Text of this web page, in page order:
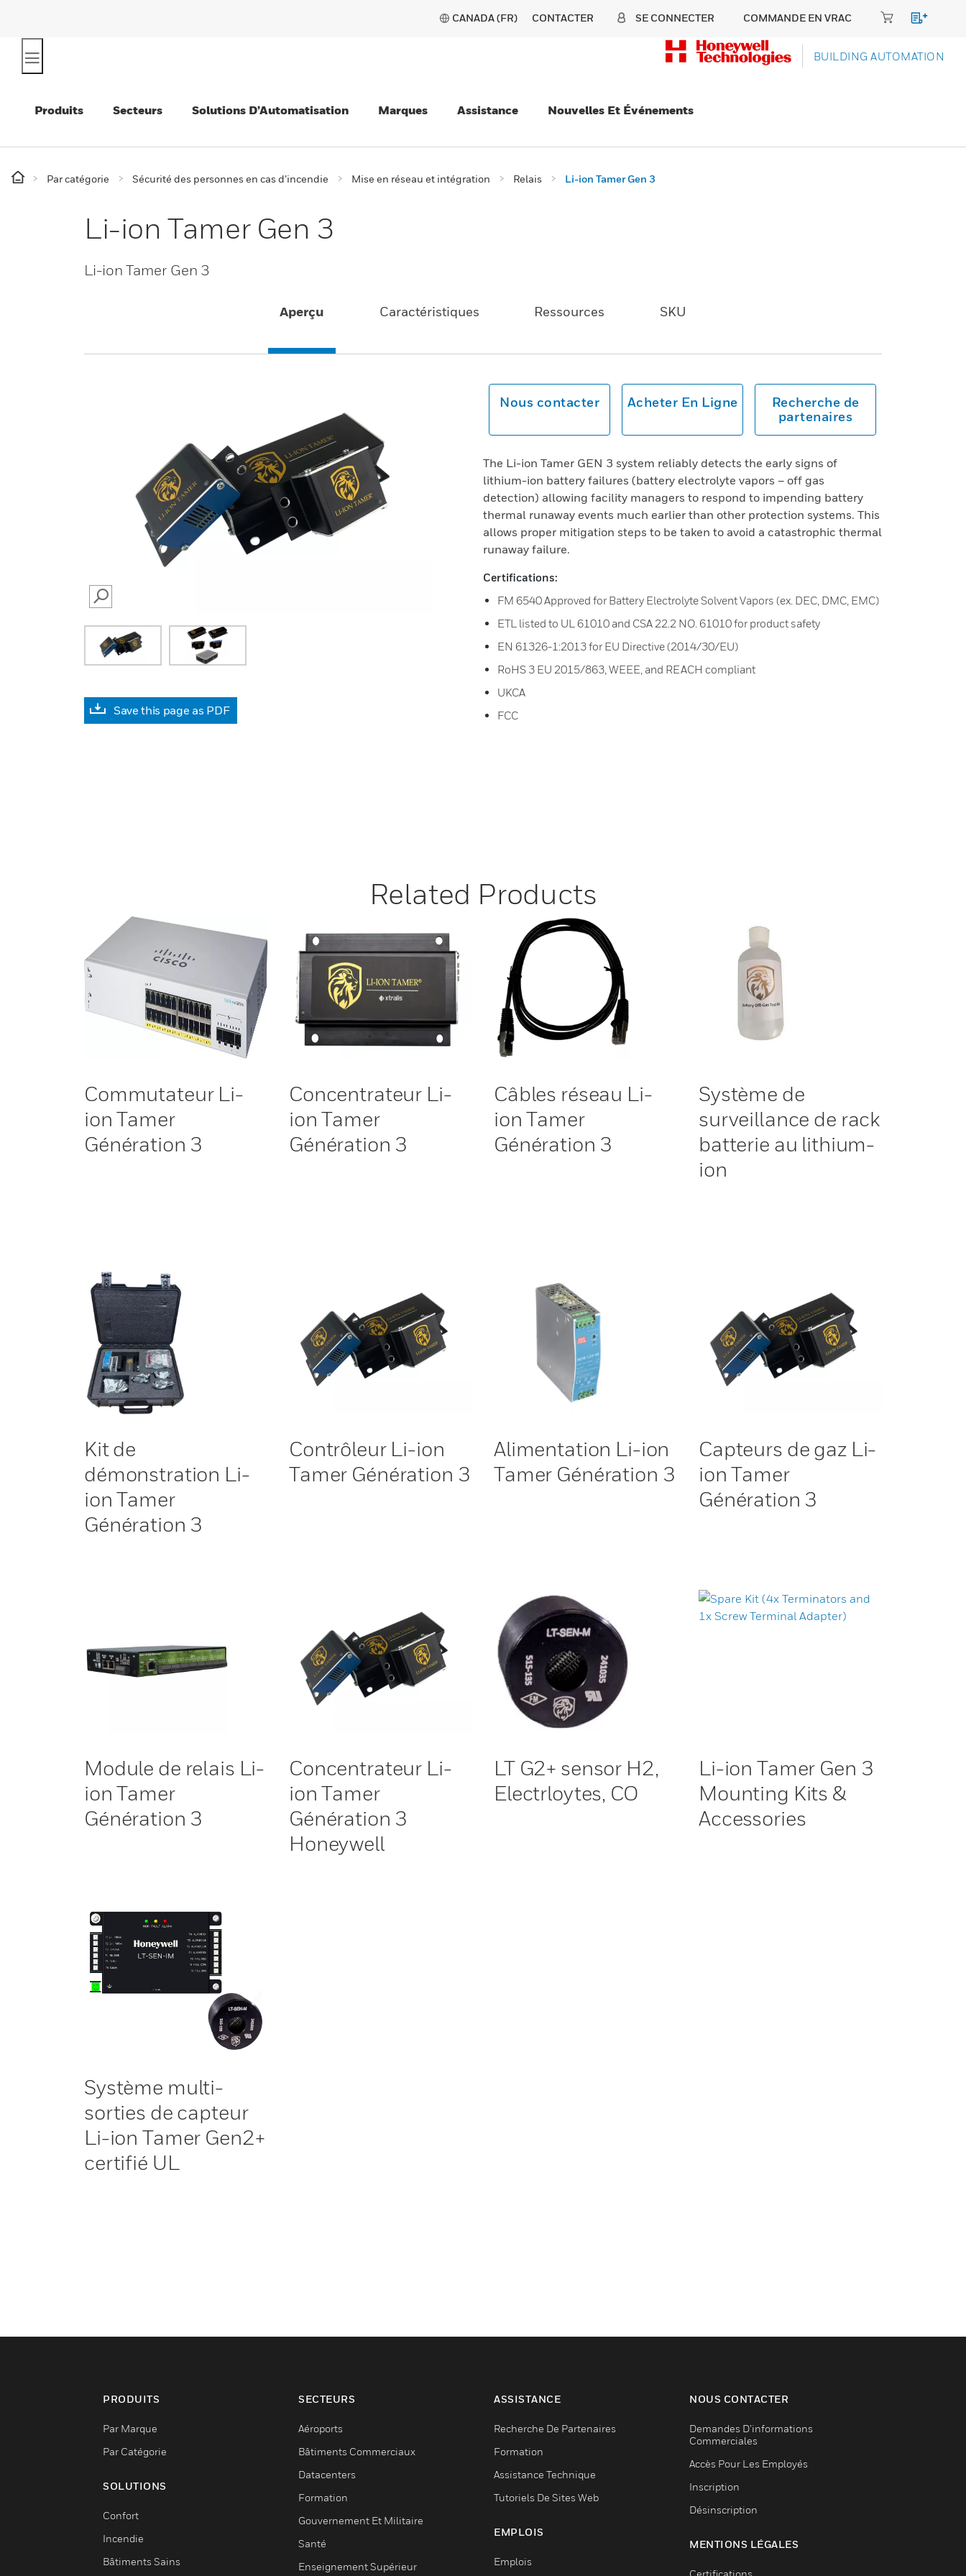
CANADA (FR) CONTACTER SE CONNECTER COMMANDE EN VRAC
BUILDING AUTOMATION
Produits Secteurs Solutions D’Automatisation Marques Assistance Nouvelles Et Événements
Par catégorie Sécurité des personnes en cas d’incendie Mise en réseau et intégration Relais Li-ion Tamer Gen 3
Li-ion Tamer Gen 3
Li-ion Tamer Gen 3
Aperçu Caractéristiques Ressources SKU
SEARCH
Save this page as PDF
Nous contacter Acheter En Ligne
Recherche de
partenaires
The Li-ion Tamer GEN 3 system reliably detects the early signs of
lithium-ion battery failures (battery electrolyte vapors – off gas
detection) allowing facility managers to respond to impending battery
thermal runaway events much earlier than other protection systems. This
allows proper mitigation steps to be taken to avoid a catastrophic thermal
runaway failure.
Certifications:
FM 6540 Approved for Battery Electrolyte Solvent Vapors (ex. DEC, DMC, EMC)
ETL listed to UL 61010 and CSA 22.2 NO. 61010 for product safety
EN 61326-1:2013 for EU Directive (2014/30/EU)
RoHS 3 EU 2015/863, WEEE, and REACH compliant
UKCA
FCC
Related Products
Commutateur Li-
ion Tamer
Génération 3
Concentrateur Li-
ion Tamer
Génération 3
Câbles réseau Li-
ion Tamer
Génération 3
Système de
surveillance de rack
batterie au lithium-
ion
Kit de
démonstration Li-
ion Tamer
Génération 3
Contrôleur Li-ion
Tamer Génération 3
Alimentation Li-ion
Tamer Génération 3
Capteurs de gaz Li-
ion Tamer
Génération 3
Module de relais Li-
ion Tamer
Génération 3
Concentrateur Li-
ion Tamer
Génération 3
Honeywell
LT G2+ sensor H2,
Electrloytes, CO
Li-ion Tamer Gen 3
Mounting Kits &
Accessories
Système multi-
sorties de capteur
Li-ion Tamer Gen2+
certifié UL
PRODUITS
Par Marque
Par Catégorie
SOLUTIONS
Confort
Incendie
Bâtiments Sains
SECTEURS
Aéroports
Bâtiments Commerciaux
Datacenters
Formation
Gouvernement Et Militaire
Santé
Enseignement Supérieur
ASSISTANCE
Recherche De Partenaires
Formation
Assistance Technique
Tutoriels De Sites Web
EMPLOIS
Emplois
NOUS CONTACTER
Demandes D’informations
Commerciales
Accès Pour Les Employés
Inscription
Désinscription
MENTIONS LÉGALES
Certifications